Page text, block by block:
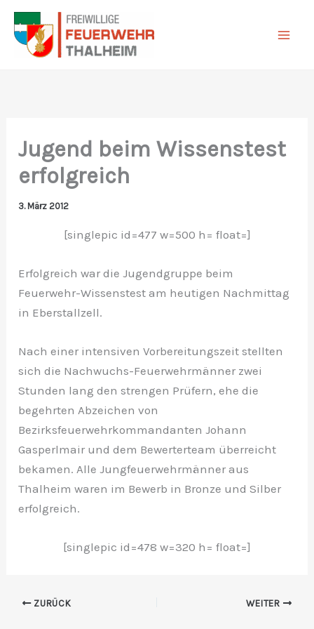
Zum
Inhalt
springen
Jugend beim Wissenstest
erfolgreich
3. März 2012
[singlepic id=477 w=500 h= float=]
Erfolgreich war die Jugendgruppe beim
Feuerwehr-Wissenstest am heutigen Nachmittag
in Eberstallzell.
Nach einer intensiven Vorbereitungszeit stellten
sich die Nachwuchs-Feuerwehrmänner zwei
Stunden lang den strengen Prüfern, ehe die
begehrten Abzeichen von
Bezirksfeuerwehrkommandanten Johann
Gasperlmair und dem Bewerterteam überreicht
bekamen. Alle Jungfeuerwehrmänner aus
Thalheim waren im Bewerb in Bronze und Silber
erfolgreich.
[singlepic id=478 w=320 h= float=]
ZURÜCK WEITER